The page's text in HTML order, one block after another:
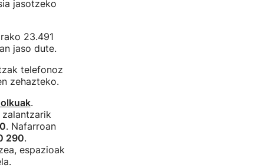
jasotzeko
23.491
jaso dute.
telefonoz
zehazteko.
.
zalantzarik
. Nafarroan
290.
espazioak